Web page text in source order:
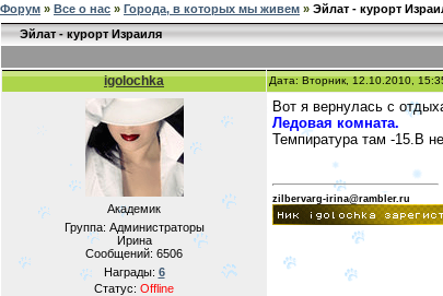
Форум » Все о нас » Города, в которых мы живем » Эйлат - курорт
Эйлат - курорт Израиля
igolochka Дата: Вторник, 12.10.2010,
Академик
Группа: Администраторы
Ирина
Сообщений: 6506
Награды: 6
Статус: Offline
Вот я вернулась с
Ледовая комната.
Темпиратура там -15.В
zilbervarg-irina@rambler.ru